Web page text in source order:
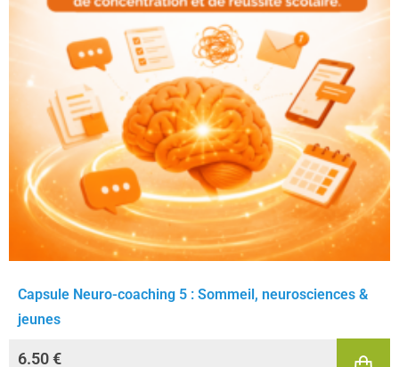
Capsule Neuro-coaching 5 : Sommeil, neurosciences &
jeunes
6.50€